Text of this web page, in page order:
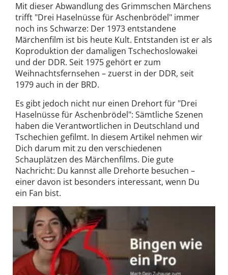
Mit dieser Abwandlung des Grimmschen Märchens
trifft "Drei Haselnüsse für Aschenbrödel" immer
noch ins Schwarze: Der 1973 entstandene
Märchenfilm ist bis heute Kult. Entstanden ist er als
Koproduktion der damaligen Tschechoslowakei
und der DDR. Seit 1975 gehört er zum
Weihnachtsfernsehen – zuerst in der DDR, seit
1979 auch in der BRD.
Es gibt jedoch nicht nur einen Drehort für "Drei
Haselnüsse für Aschenbrödel": Sämtliche Szenen
haben die Verantwortlichen in Deutschland und
Tschechien gefilmt. In diesem Artikel nehmen wir
Dich darum mit zu den verschiedenen
Schauplätzen des Märchenfilms. Die gute
Nachricht: Du kannst alle Drehorte besuchen –
einer davon ist besonders interessant, wenn Du
ein Fan bist.